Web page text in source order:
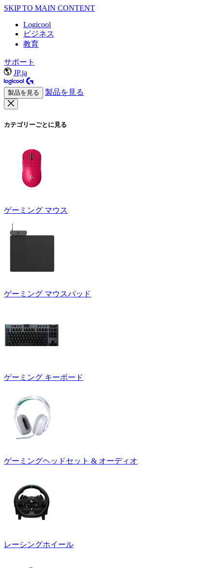
SKIP TO MAIN CONTENT
Logicool
ビジネス
教育
サポート
JP,ja
製品を見る 製品を見る
カテゴリーごとに見る
ゲーミング マウス
ゲーミング マウスパッド
ゲーミング キーボード
ゲーミングヘッドセット & オーディオ
レーシングホイール